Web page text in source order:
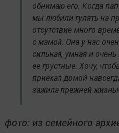
обнимаю его. Когда
мы любили гулять на
отсутствие много
с мамой. Она у нас
сильная, умная и
ее грустные. Хочу,
приехал домой
зажила прежней
фото: из семейного